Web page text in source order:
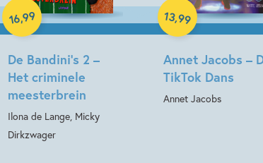
De Bandini’s 2 –
Het criminele
meesterbrein
Ilona de Lange, Micky
Dirkzwager
16,99
Annet Jacobs –
TikTok Dans
Annet Jacobs
13,99